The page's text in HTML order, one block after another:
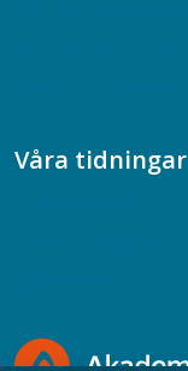
Våra tidningar